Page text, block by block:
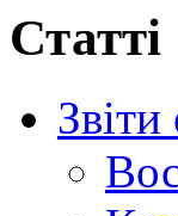
Статті
Звіти